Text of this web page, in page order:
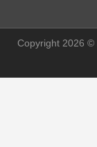
Copyright 2026 ©